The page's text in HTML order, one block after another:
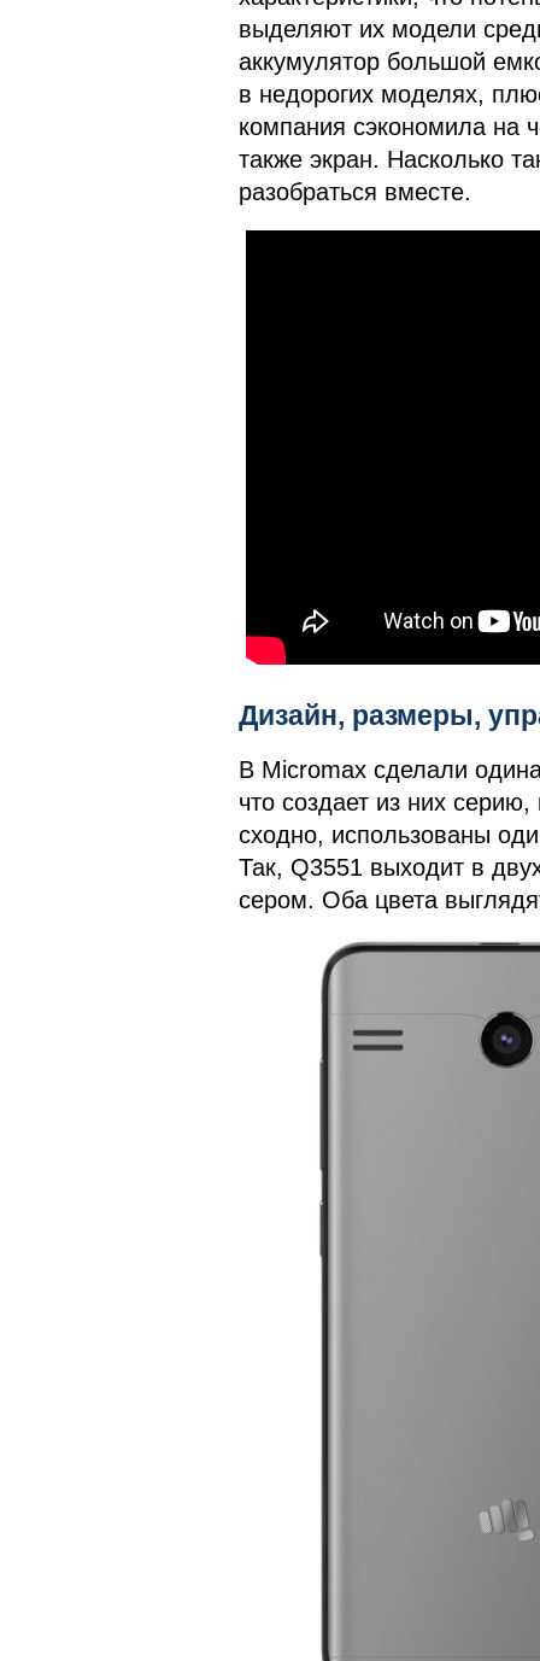
выделяют их модели
аккумулятор большой
в недорогих моделях,
компания сэкономила на
также экран. Насколько
разобраться вместе.
Дизайн, размеры,
В Micromax сделали
что создает из них
сходно, использованы
Так, Q3551 выходит в
сером. Оба цвета